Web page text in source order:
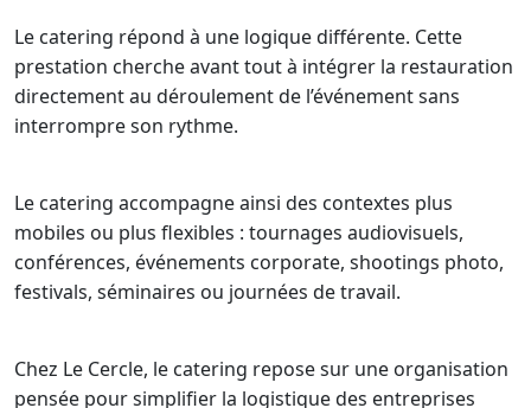
Le catering répond à une logique différente. Cette
prestation cherche avant tout à intégrer la restauration
directement au déroulement de l’événement sans
interrompre son rythme.
Le catering accompagne ainsi des contextes plus
mobiles ou plus flexibles : tournages audiovisuels,
conférences, événements corporate, shootings photo,
festivals, séminaires ou journées de travail.
Chez Le Cercle, le catering repose sur une organisation
pensée pour simplifier la logistique des entreprises